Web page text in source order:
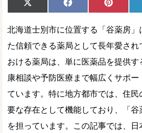
Share
on
X
(Twitter)
Share
on
Facebook Share
on
北海道士別市に位置する「谷薬房」
た信頼できる薬局として長年愛され
おける薬局は、単に医薬品を提供
康相談や予防医療まで幅広くサポー
ています。特に地方都市では、住
要な存在として機能しており、「谷
を担っています。この記事では、